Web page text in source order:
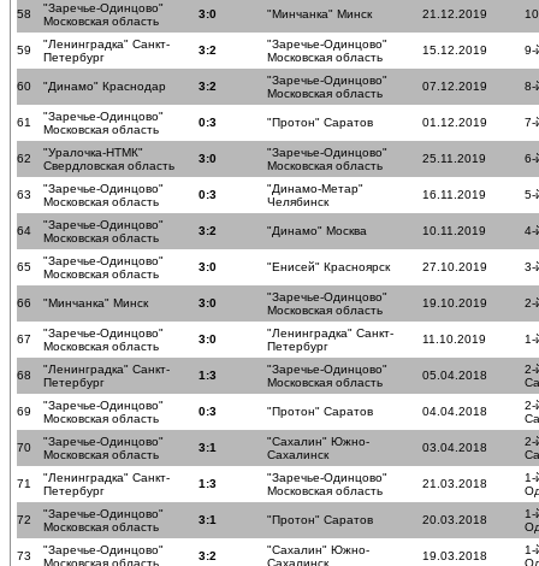
58
"Заречье-Одинцово"
Московская область
3:0 "Минчанка" Минск 21.12.2019
59
"Ленинградка" Санкт-
Петербург
3:2
"Заречье-Одинцово"
Московская область
15.12.2019 9-
60 "Динамо" Краснодар 3:2
"Заречье-Одинцово"
Московская область
07.12.2019 8-
61
"Заречье-Одинцово"
Московская область
0:3 "Протон" Саратов 01.12.2019 7-
62
"Уралочка-НТМК"
Свердловская область
3:0
"Заречье-Одинцово"
Московская область
25.11.2019 6-
63
"Заречье-Одинцово"
Московская область
0:3
"Динамо-Метар"
Челябинск
16.11.2019 5-
64
"Заречье-Одинцово"
Московская область
3:2 "Динамо" Москва 10.11.2019 4-
65
"Заречье-Одинцово"
Московская область
3:0 "Енисей" Красноярск 27.10.2019 3-
66 "Минчанка" Минск 3:0
"Заречье-Одинцово"
Московская область
19.10.2019 2-
67
"Заречье-Одинцово"
Московская область
3:0
"Ленинградка" Санкт-
Петербург
11.10.2019 1-
68
"Ленинградка" Санкт-
Петербург
1:3
"Заречье-Одинцово"
Московская область
05.04.2018
2-
69
"Заречье-Одинцово"
Московская область
0:3 "Протон" Саратов 04.04.2018
2-
70
"Заречье-Одинцово"
Московская область
3:1
"Сахалин" Южно-
Сахалинск
03.04.2018
2-
71
"Ленинградка" Санкт-
Петербург
1:3
"Заречье-Одинцово"
Московская область
21.03.2018
1-
72
"Заречье-Одинцово"
Московская область
3:1 "Протон" Саратов 20.03.2018
1-
73
"Заречье-Одинцово"
Московская область
3:2
"Сахалин" Южно-
Сахалинск
19.03.2018
1-